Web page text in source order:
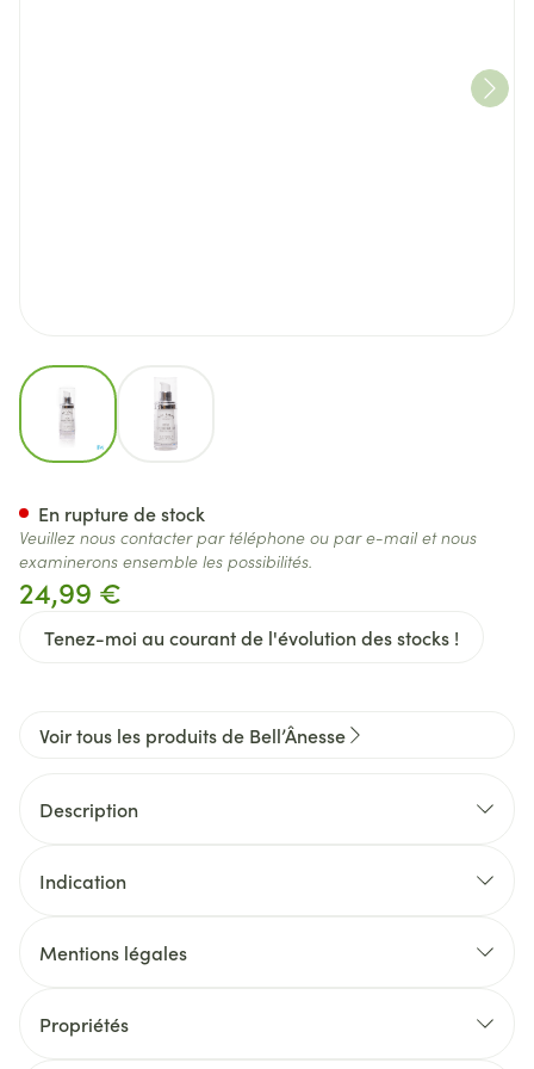
View larger imageView larger image
24,99 €
Tenez-moi au courant de l'évolution des stocks !
En rupture de stock
Veuillez nous contacter par téléphone ou par e-mail et nous
examinerons ensemble les possibilités.
Voir tous les produits de Bell’Ânesse
Description
Indication
Mentions légales
Propriétés